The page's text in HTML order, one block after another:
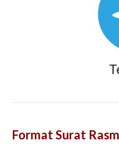
Format Surat